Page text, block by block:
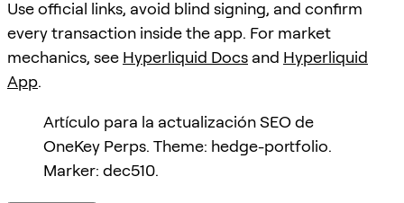
Use official links, avoid blind signing, and confirm
every transaction inside the app. For market
mechanics, see Hyperliquid Docs and Hyperliquid
App.
Artículo para la actualización SEO de
OneKey Perps. Theme: hedge-portfolio.
Marker: dec510.